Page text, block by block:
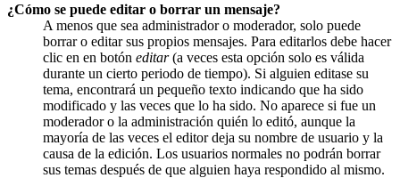
¿Cómo se puede editar o borrar un mensaje?
A menos que sea administrador o moderador, solo puede
borrar o editar sus propios mensajes. Para editarlos debe hacer
clic en en botón editar(a veces esta opción solo es válida
durante un cierto periodo de tiempo). Si alguien editase su
tema, encontrará un pequeño texto indicando que ha sido
modificado y las veces que lo ha sido. No aparece si fue un
moderador o la administración quién lo editó, aunque la
mayoría de las veces el editor deja su nombre de usuario y la
causa de la edición. Los usuarios normales no podrán borrar
sus temas después de que alguien haya respondido al mismo.